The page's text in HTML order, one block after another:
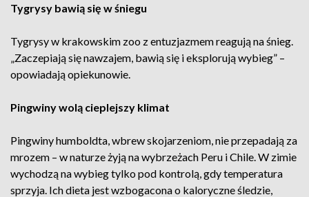
Tygrysy bawią się w śniegu
Tygrysy w krakowskim zoo z entuzjazmem reagują na śnieg.
„Zaczepiają się nawzajem, bawią się i eksplorują wybieg” –
opowiadają opiekunowie.
Pingwiny wolą cieplejszy klimat
Pingwiny humboldta, wbrew skojarzeniom, nie przepadają za
mrozem – w naturze żyją na wybrzeżach Peru i Chile. W zimie
wychodzą na wybieg tylko pod kontrolą, gdy temperatura
sprzyja. Ich dieta jest wzbogacona o kaloryczne śledzie,